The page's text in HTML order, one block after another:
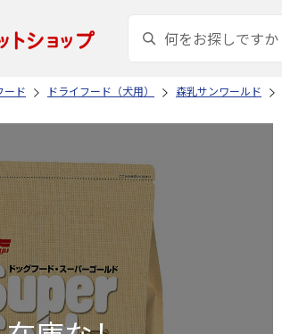
ード ドライフード（犬用） 森乳サンワールド